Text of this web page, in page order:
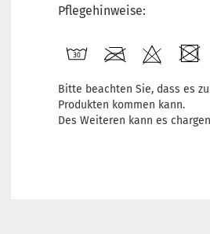
Pflegehinweise:
Bitte beachten Sie, dass es
Produkten kommen kann.
Des Weiteren kann es